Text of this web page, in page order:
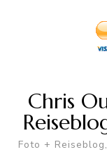
Chris
Foto +